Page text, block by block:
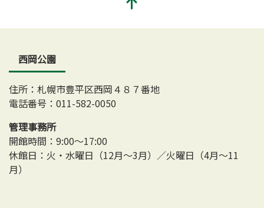
西岡公園
住所：札幌市豊平区西岡４８７番地
電話番号：011-582-0050
管理事務所
開館時間：9:00～17:00
休館日：火・水曜日（12月～3月）／火曜日（4月～11
月）